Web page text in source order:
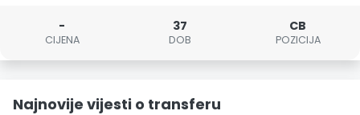
-
CIJENA
37
DOB
CB
POZICIJA
Najnovije vijesti o transferu